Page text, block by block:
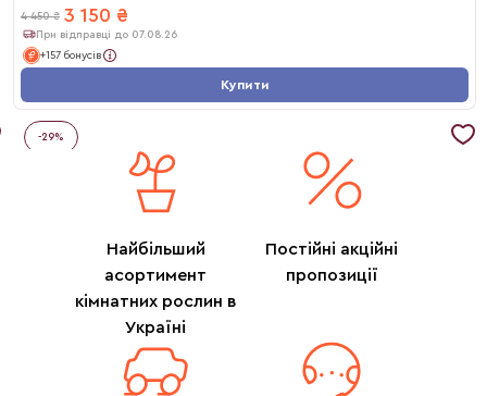
4 450 ₴ 3 150 ₴
При відправці до 07.08.26
+157 бонусів
Купити
-29%
Найбільший
асортимент
кімнатних рослин в
Україні
Постійні акційні
пропозиції